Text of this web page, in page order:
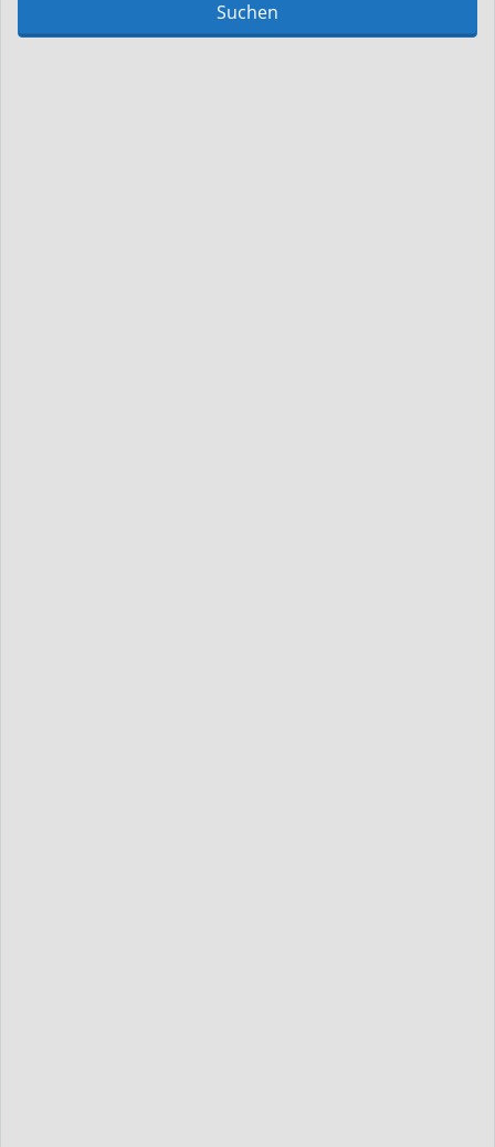
Suchen